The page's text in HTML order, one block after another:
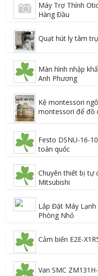
Máy Trợ Thính
Hàng Đầu
Quạt hút ly tâm
Màn hình nhập
Anh Phương
Kệ montessori
montessori để đồ
Festo DSNU-16-
toàn quốc
Chuyên thiết bị tự
Mitsubishi
Lắp Đặt Máy Lạnh
Phòng Nhỏ
Cảm biến E2E-
Van SMC